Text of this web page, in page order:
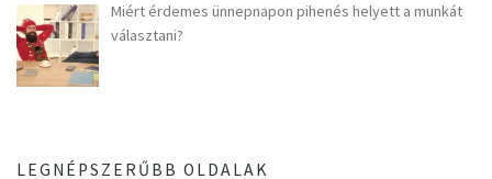
Miért érdemes ünnepnapon pihenés helyett a munkát
választani?
LEGNÉPSZERŰBB OLDALAK